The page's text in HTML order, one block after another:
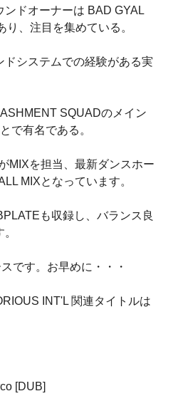
ンドオーナーは BAD GYAL
、注目を集めている。
システムでの経験がある実
SQUADのメイン
で有名である。
MIXを担当、最新ダンスホー
MIXとなっています。
も収録し、バランス良
です。お早めに・・・
INT'L 関連タイトルは
[DUB]